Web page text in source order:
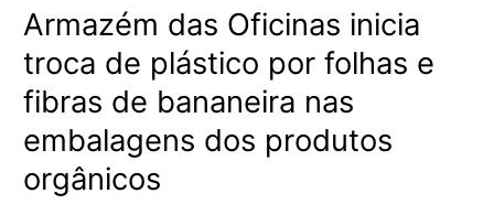
Armazém das Oficinas inicia
troca de plástico por folhas e
fibras de bananeira nas
embalagens dos produtos
orgânicos
dos
produtos
orgânicos